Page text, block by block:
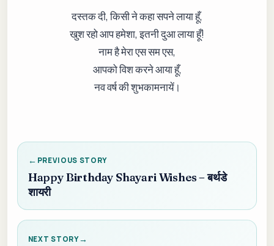
दस्तक दी, किसी ने कहा सपने लाया हूँ,
खुश रहो आप हमेशा, इतनी दुआ लाया हूँ!
नाम है मेरा एस सम एस,
आपको विश करने आया हूँ,
नव वर्ष की शुभकामनायें।
PREVIOUS STORY
Happy Birthday Shayari Wishes – बर्थडे
शायरी
NEXT STORY